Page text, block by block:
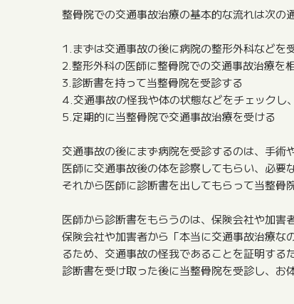
整骨院での交通事故治療の基本的な流れは次の
1.まずは交通事故の後に病院の整形外科などを
2.整形外科の医師に整骨院での交通事故治療を
3.診断書を持って当整骨院を受診する
4.交通事故の怪我や体の状態などをチェックし
5.定期的に当整骨院で交通事故治療を受ける
交通事故の後にまず病院を受診するのは、手術
医師に交通事故後の体を診察してもらい、必要
それから医師に診断書を出してもらって当整骨
医師から診断書をもらうのは、保険会社や加害
保険会社や加害者から「本当に交通事故治療な
るため、交通事故の怪我であることを証明する
診断書を受け取った後に当整骨院を受診し、お